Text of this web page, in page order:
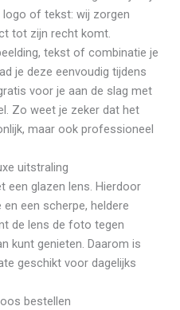
of tekst: wij zorgen
tot zijn recht komt.
tekst of combinatie je
je deze eenvoudig tijdens
voor je aan de slag met
Zo weet je zeker dat het
maar ook professioneel
uitstraling
een glazen lens. Hierdoor
een scherpe, heldere
de lens de foto tegen
kunt genieten. Daarom is
geschikt voor dagelijks
bestellen